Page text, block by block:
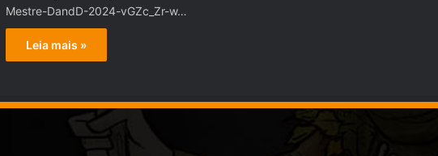
Mestre-DandD-2024-vGZc_Zr-w…
Leia mais »